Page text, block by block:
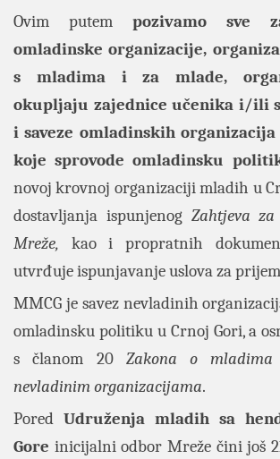
Ovim putem pozivamo sve
omladinske organizacije,
s mladima i za mlade,
okupljaju zajednice učenika i/ili
i saveze omladinskih
koje sprovode omladinsku
novoj krovnoj organizaciji mladih u
dostavljanja ispunjenog Zahtjeva
Mreže, kao i propratnih
utvrđuje ispunjavanje uslova za
MMCG je savez nevladinih
omladinsku politiku u Crnoj Gori, a
s članom 20 Zakona o mladima
nevladinim organizacijama.
Pored Udruženja mladih sa
Gore inicijalni odbor Mreže čini još